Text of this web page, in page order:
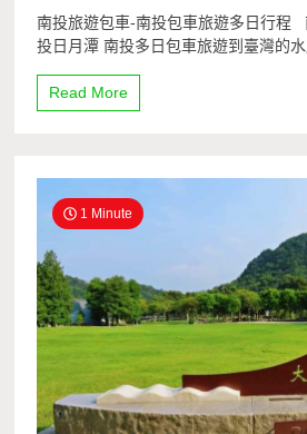
南投旅遊包車-南投包車旅遊多日行程
投日月潭 南投多日包車旅遊到臺灣的
Read More
1 Minute